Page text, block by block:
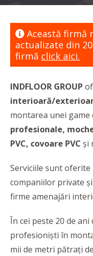
Această firmă
actualizate din
firmă click aici.
INDFLOOR GROUP
interioară/
montarea unei game
profesionale,
PVC, covoare PVC și
Serviciile sunt oferite
companiilor private
firme amenajări
În cei peste 20 de
profesioniști în
mii de metri pătrați de